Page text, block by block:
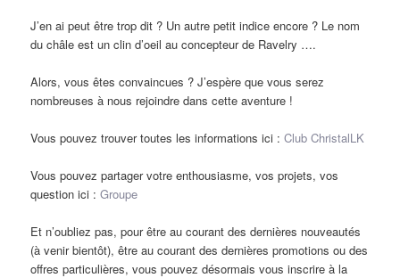
J’en ai peut être trop dit ? Un autre petit indice encore ? Le nom
du châle est un clin d’oeil au concepteur de Ravelry ….
Alors, vous êtes convaincues ? J’espère que vous serez
nombreuses à nous rejoindre dans cette aventure !
Vous pouvez trouver toutes les informations ici :Club ChristalLK
Vous pouvez partager votre enthousiasme, vos projets, vos
question ici :Groupe
Et n’oubliez pas, pour être au courant des dernières nouveautés
(à venir bientôt), être au courant des dernières promotions ou des
offres particulières, vous pouvez désormais vous inscrire à la